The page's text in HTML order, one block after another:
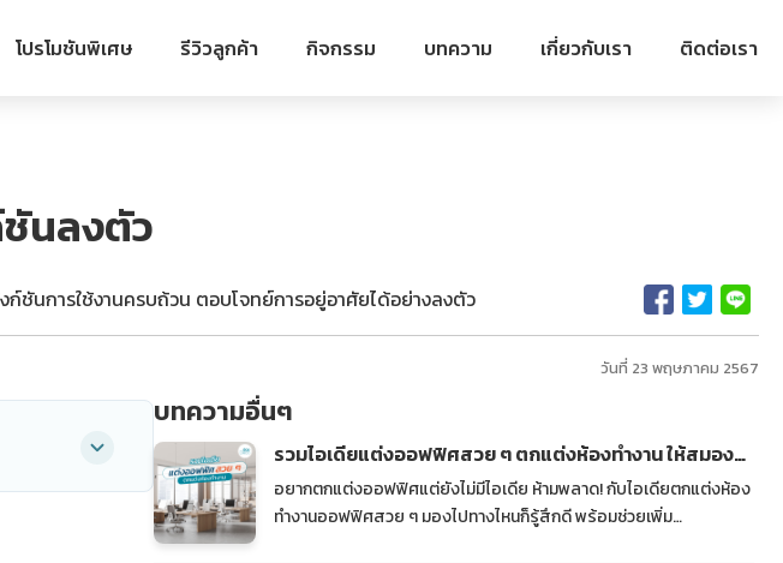
โปรโมชันพิเศษ รีวิวลูกค้า กิจกรรม บทความ เกี่ยวกับเรา ติดต่อเรา
นลงตัว
ชันการใช้งานครบถ้วน ตอบโจทย์การอยู่อาศัยได้อย่างลงตัว
วันที่ 23 พฤษภาคม 2567
บทความอื่นๆ
รวมไอเดียแต่งออฟฟิศสวย ๆ ตกแต่งห้องทำงาน ให้สมอง
แล่นกว่าเดิม
อยากตกแต่งออฟฟิศแต่ยังไม่มีไอเดีย ห้ามพลาด! กับไอเดียตกแต่งห้อง
ทำงานออฟฟิศสวย ๆ มองไปทางไหนก็รู้สึกดี พร้อมช่วยเพิ่ม